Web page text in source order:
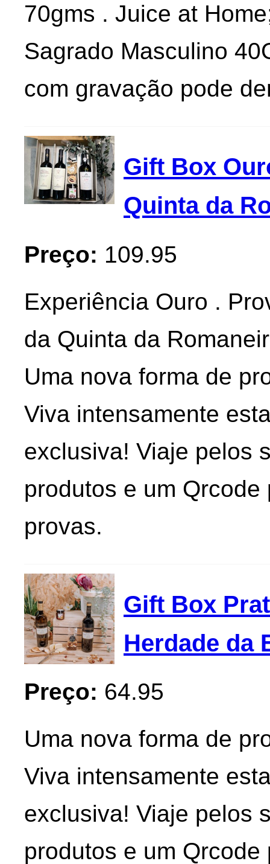
70gms . Juice at
Sagrado Masculino
com gravação pode
Gift Box
Quinta da
Preço: 109.95
Experiência Ouro .
da Quinta da
Uma nova forma de
Viva intensamente
exclusiva! Viaje pelos
produtos e um
provas.
Gift Box
Herdade da
Preço: 64.95
Uma nova forma de
Viva intensamente
exclusiva! Viaje pelos
produtos e um